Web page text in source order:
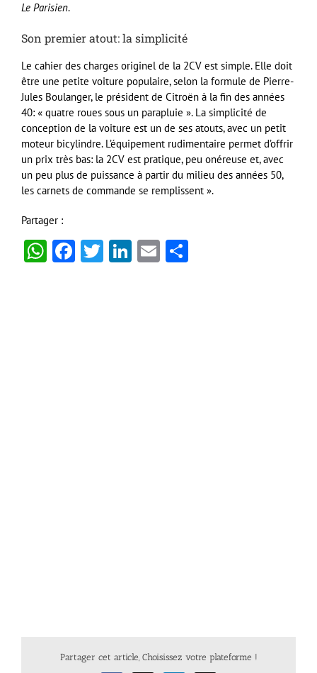
Le Parisien.
Son premier atout: la simplicité
Le cahier des charges originel de la 2CV est simple. Elle doit
être une petite voiture populaire, selon la formule de Pierre-
Jules Boulanger, le président de Citroën à la fin des années
40: « quatre roues sous un parapluie ». La simplicité de
conception de la voiture est un de ses atouts, avec un petit
moteur bicylindre. L’équipement rudimentaire permet d’offrir
un prix très bas: la 2CV est pratique, peu onéreuse et, avec
un peu plus de puissance à partir du milieu des années 50,
les carnets de commande se remplissent ».
Partager :
WhatsApp
Facebook
Twitter
LinkedIn
Email
Partager cet article, Choisissez votre plateforme !